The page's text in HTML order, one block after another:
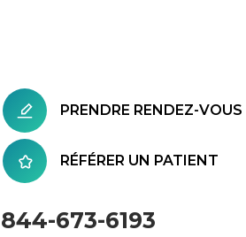
PRENDRE RENDEZ-VOUS
RÉFÉRER UN PATIENT
844-673-6193